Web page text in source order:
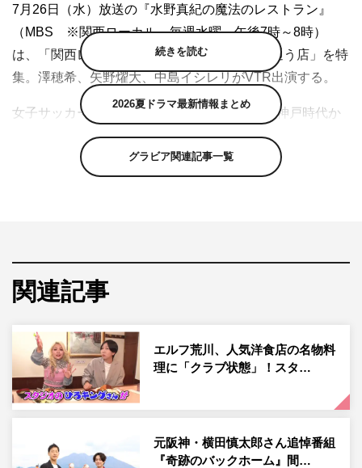
7月26日（水）放送の『水野真紀の魔法のレストラン』
（MBS ※関西ローカル 毎週水曜 午後7時～8時）
は、「関西レジェンドアスリートがホンマに通う店」を特
集。澤穂希、矢野燿大、中島イシレリがVTR出演する。
女子サッカー界のレジェンド・澤穂希がINAC神戸時代か
らの「ご褒美メシ」として紹介したのは、世界で唯一ミシ
ュラン2つ星を取った神戸のステーキハウス「麤皮（あら
の高級店。阪神タイガース元監督の矢野や2019年ラグビ
ーW杯日本代表・中島のテンションもマックスに。
続きを読む
2026夏ドラマ最新情報まとめ
グラビア関連記事一覧
関連記事
エルフ荒川、人気洋食店の名物料
理に「クラブ状態」！スタ…
元阪神・横田慎太郎さん追悼番組
『奇跡のバックホーム』間…